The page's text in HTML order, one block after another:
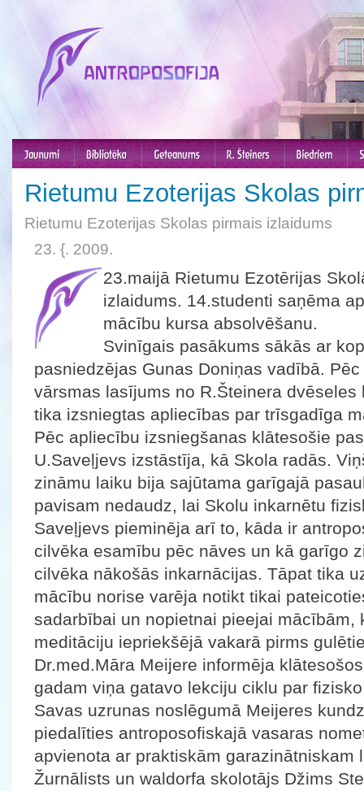
Rietumu Ezoterijas Skolas
Rietumu Ezoterijas Skolas pirmais izlaidums
23. {. 2009.
23.maijā Rietumu Ezotērijas
izlaidums. 14.studenti saņēma
mācību kursa absolvēšanu.
Svinīgais pasākums sākās ar
pasniedzējas Gunas Doniņas vadībā.
vārsmas lasījums no R.Šteinera dvēseles
tika izsniegtas apliecības par trīsgadīga
Pēc apliecību izsniegšanas klātesošie
U.Saveļjevs izstāstīja, kā Skola radās.
zināmu laiku bija sajūtama garīgajā
pavisam nedaudz, lai Skolu inkarnētu
Saveļjevs pieminēja arī to, kāda ir
cilvēka esamību pēc nāves un kā garīgo
cilvēka nākošās inkarnācijas. Tāpat tika
mācību norise varēja notikt tikai
sadarbībai un nopietnai pieejai mācībām,
meditāciju iepriekšējā vakarā pirms
Dr.med.Māra Meijere informēja
gadam viņa gatavo lekciju ciklu par
Savas uzrunas noslēgumā Meijeres
piedalīties antroposofiskajā vasaras
apvienota ar praktiskām garazinātniskam
Žurnālists un waldorfa skolotājs Džims